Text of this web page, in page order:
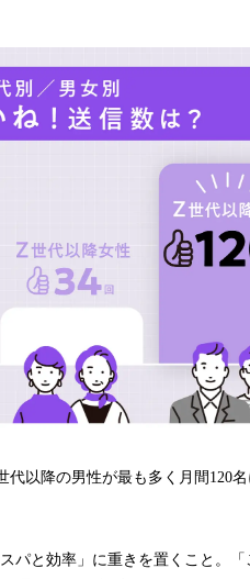
以降の男性が最も多く月間120
パと効率」に重きを置くこと。